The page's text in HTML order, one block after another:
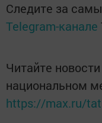
Следите за
Telegram-канале
Читайте
национальном
https://max.ru/